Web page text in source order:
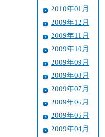
2010年01月
2009年12月
2009年11月
2009年10月
2009年09月
2009年08月
2009年07月
2009年06月
2009年05月
2009年04月